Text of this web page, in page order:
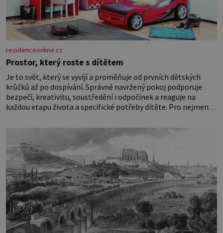
rezidenceonline.cz
Prostor, který roste s dítětem
Je to svět, který se vyvíjí a proměňuje od prvních dětských
krůčků až po dospívání. Správně navržený pokoj podporuje
bezpečí, kreativitu, soustředění i odpočinek a reaguje na
každou etapu života a specifické potřeby dítěte. Pro nejmenší
miminka měl působit především klidně a útulně. Předškolní